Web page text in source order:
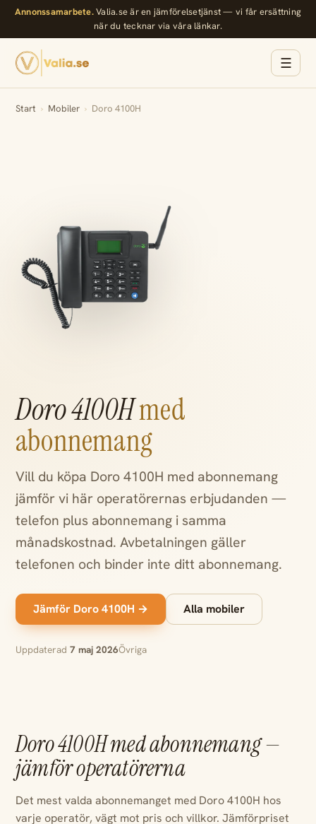
Annonssamarbete.Valia.se är en jämförelsetjänst — vi får ersättning
när du tecknar via våra länkar.
☰
Start › Mobiler › Doro 4100H
Doro 4100Hmed
abonnemang
Vill du köpa Doro 4100H med abonnemang
jämför vi här operatörernas erbjudanden —
telefon plus abonnemang i samma
månadskostnad. Avbetalningen gäller
telefonen och binder inte ditt abonnemang.
Jämför Doro 4100H → Alla mobiler
Uppdaterad 7 maj 2026Övriga
Doro 4100H med abonnemang —
jämför operatörerna
Det mest valda abonnemanget med Doro 4100H hos
varje operatör, vägt mot pris och villkor. Jämförpriset